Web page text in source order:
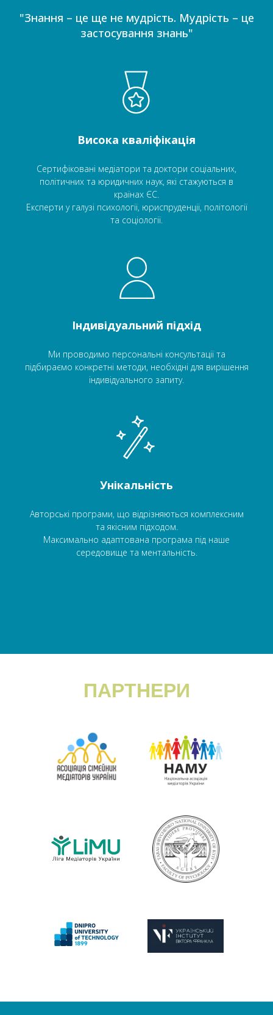
"Знання – це ще не мудрість. Мудрість – це
застосування знань"
Висока кваліфікація
Сертифіковані медіатори та доктори соціальних,
політичних та юридичних наук, які стажуються в
країнах ЄС.
Експерти у галузі психології, юриспруденції, політології
та соціології.
Індивідуальний підхід
Ми проводимо персональні консультації та
підбираємо конкретні методи, необхідні для вирішення
індивідуального запиту.
Унікальність
Авторські програми, що відрізняються комплексним
та якісним підходом.
Максимально адаптована програма під наше
середовище та ментальність.
ПАРТНЕРИ